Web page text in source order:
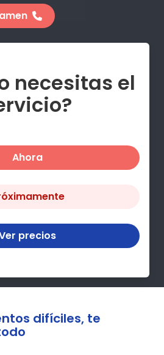
necesitas el
Ahora
precios
difíciles, te